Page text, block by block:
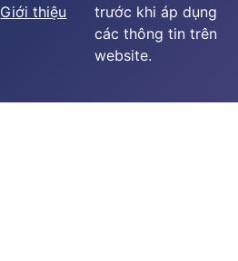
Giới thiệu
trước khi áp dụng
các thông tin trên
website.